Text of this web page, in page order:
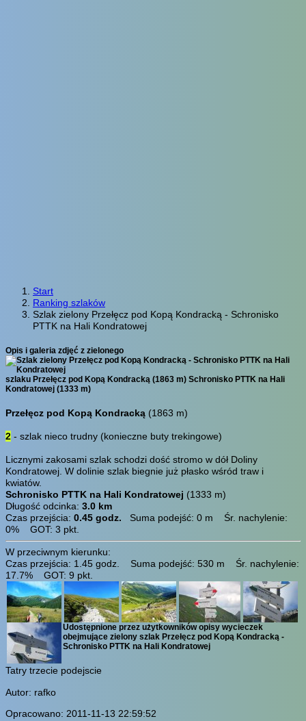
Start
Ranking szlaków
Szlak zielony Przełęcz pod Kopą Kondracką - Schronisko
PTTK na Hali Kondratowej
Opis i galeria zdjęć z zielonego
szlaku Przełęcz pod Kopą Kondracką (1863 m) Schronisko PTTK na Hali
Kondratowej (1333 m)
Przełęcz pod Kopą Kondracką (1863 m)
2 - szlak nieco trudny (konieczne buty trekingowe)
Licznymi zakosami szlak schodzi dość stromo w dół Doliny
Kondratowej. W dolinie szlak biegnie już płasko wśród traw i
kwiatów.
Schronisko PTTK na Hali Kondratowej (1333 m)
Długość odcinka: 3.0 km
Czas przejścia: 0.45 godz. Suma podejść: 0 m Śr. nachylenie:
0% GOT: 3 pkt.
W przeciwnym kierunku:
Czas przejścia: 1.45 godz. Suma podejść: 530 m Śr. nachylenie:
17.7% GOT: 9 pkt.
Udostępnione przez użytkowników opisy wycieczek
obejmujące zielony szlak Przełęcz pod Kopą Kondracką -
Schronisko PTTK na Hali Kondratowej
Tatry trzecie podejscie
Autor: rafko
Opracowano: 2011-11-13 22:59:52